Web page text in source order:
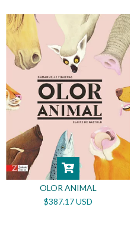
OLOR ANIMAL
$387.17 USD